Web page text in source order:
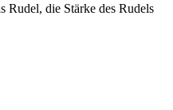
Rudel, die Stärke des Rudels